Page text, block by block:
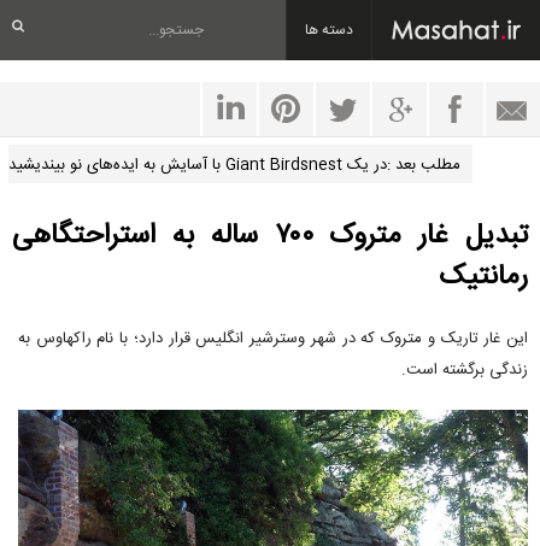
دسته ها
مطلب بعد :در یک Giant Birdsnest با آسایش به ایده‌های نو بیندیشید
تبدیل غار متروک ۷۰۰ ساله به استراحتگاهی
رمانتیک
این غار تاریک و متروک که در شهر وسترشیر انگلیس قرار دارد؛ با نام راکهاوس به
زندگی برگشته است.